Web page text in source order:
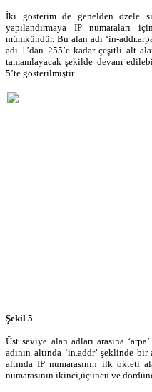
İki gösterim de genelden özele
yapılandırmaya IP numaraları
mümkündür. Bu alan adı ‘in-
adı 1’dan 255’e kadar çeşitli alt
tamamlayacak şekilde devam
5’te gösterilmiştir.
Şekil 5
Üst seviye alan adları arasına
adının altında ‘in.addr’ şeklinde
altında IP numarasının ilk okteti
numarasının ikinci,üçüncü ve